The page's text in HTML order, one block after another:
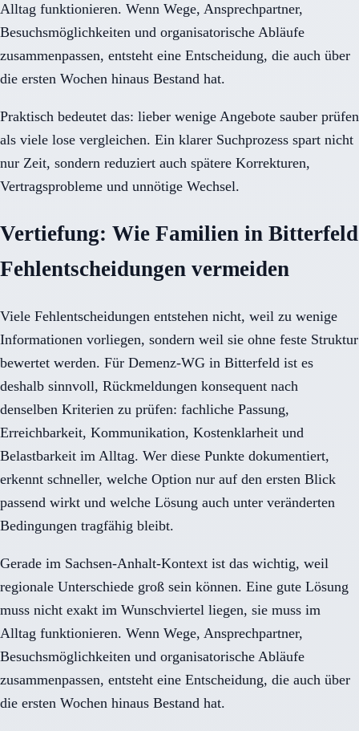
Alltag funktionieren. Wenn Wege, Ansprechpartner,
Besuchsmöglichkeiten und organisatorische Abläufe
zusammenpassen, entsteht eine Entscheidung, die auch über
die ersten Wochen hinaus Bestand hat.
Praktisch bedeutet das: lieber wenige Angebote sauber prüfen
als viele lose vergleichen. Ein klarer Suchprozess spart nicht
nur Zeit, sondern reduziert auch spätere Korrekturen,
Vertragsprobleme und unnötige Wechsel.
Vertiefung: Wie Familien in Bitterfeld
Fehlentscheidungen vermeiden
Viele Fehlentscheidungen entstehen nicht, weil zu wenige
Informationen vorliegen, sondern weil sie ohne feste Struktur
bewertet werden. Für Demenz-WG in Bitterfeld ist es
deshalb sinnvoll, Rückmeldungen konsequent nach
denselben Kriterien zu prüfen: fachliche Passung,
Erreichbarkeit, Kommunikation, Kostenklarheit und
Belastbarkeit im Alltag. Wer diese Punkte dokumentiert,
erkennt schneller, welche Option nur auf den ersten Blick
passend wirkt und welche Lösung auch unter veränderten
Bedingungen tragfähig bleibt.
Gerade im Sachsen-Anhalt-Kontext ist das wichtig, weil
regionale Unterschiede groß sein können. Eine gute Lösung
muss nicht exakt im Wunschviertel liegen, sie muss im
Alltag funktionieren. Wenn Wege, Ansprechpartner,
Besuchsmöglichkeiten und organisatorische Abläufe
zusammenpassen, entsteht eine Entscheidung, die auch über
die ersten Wochen hinaus Bestand hat.